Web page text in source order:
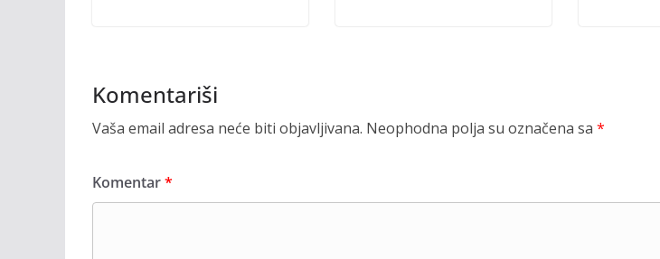
Komentariši
Vaša email adresa neće biti objavljivana. Neophodna polja su označena sa *
Komentar*